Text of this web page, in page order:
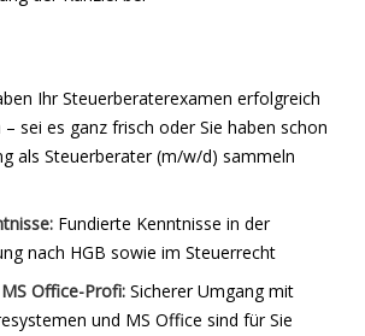
Ihr Steuerberaterexamen erfolgreich
sei es ganz frisch oder Sie haben schon
als Steuerberater (m/w/d) sammeln
Fundierte Kenntnisse in der
nach HGB sowie im Steuerrecht
Office-Profi: Sicherer Umgang mit
und MS Office sind für Sie